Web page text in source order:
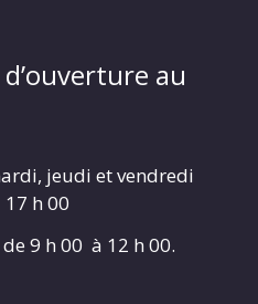
au
jeudi et vendredi
h 00
9 h 00 à 12 h 00.